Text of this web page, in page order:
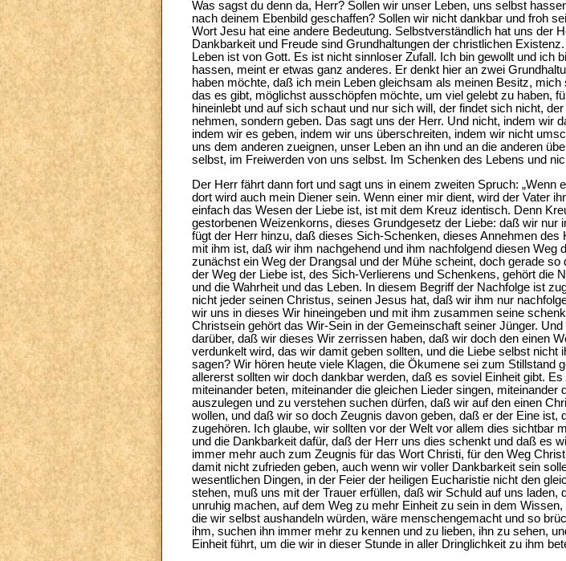
Was sagst du denn da, Herr? Sollen wir unser Leben, uns selbst
nach deinem Ebenbild geschaffen? Sollen wir nicht dankbar und froh
Wort Jesu hat eine andere Bedeutung. Selbstverständlich hat uns der
Dankbarkeit und Freude sind Grundhaltungen der christlichen
Leben ist von Gott. Es ist nicht sinnloser Zufall. Ich bin gewollt und ich
hassen, meint er etwas ganz anderes. Er denkt hier an zwei
haben möchte, daß ich mein Leben gleichsam als meinen Besitz,
das es gibt, möglichst ausschöpfen möchte, um viel gelebt zu haben,
hineinlebt und auf sich schaut und nur sich will, der findet sich nicht,
nehmen, sondern geben. Das sagt uns der Herr. Und nicht, indem wir
indem wir es geben, indem wir uns überschreiten, indem wir nicht
uns dem anderen zueignen, unser Leben an ihn und an die anderen
selbst, im Freiwerden von uns selbst. Im Schenken des Lebens und
Der Herr fährt dann fort und sagt uns in einem zweiten Spruch: „Wenn
dort wird auch mein Diener sein. Wenn einer mir dient, wird der Vater
einfach das Wesen der Liebe ist, ist mit dem Kreuz identisch. Denn
gestorbenen Weizenkorns, dieses Grundgesetz der Liebe: daß wir
fügt der Herr hinzu, daß dieses Sich-Schenken, dieses Annehmen
mit ihm ist, daß wir ihm nachgehend und ihm nachfolgend diesen Weg
zunächst ein Weg der Drangsal und der Mühe scheint, doch gerade
der Weg der Liebe ist, des Sich-Verlierens und Schenkens, gehört die
und die Wahrheit und das Leben. In diesem Begriff der Nachfolge ist
nicht jeder seinen Christus, seinen Jesus hat, daß wir ihm nur
wir uns in dieses Wir hineingeben und mit ihm zusammen seine
Christsein gehört das Wir-Sein in der Gemeinschaft seiner Jünger.
darüber, daß wir dieses Wir zerrissen haben, daß wir doch den einen
verdunkelt wird, das wir damit geben sollten, und die Liebe selbst
sagen? Wir hören heute viele Klagen, die Ökumene sei zum Stillstand
allererst sollten wir doch dankbar werden, daß es soviel Einheit gibt.
miteinander beten, miteinander die gleichen Lieder singen,
auszulegen und zu verstehen suchen dürfen, daß wir auf den einen
wollen, und daß wir so doch Zeugnis davon geben, daß er der Eine ist,
zugehören. Ich glaube, wir sollten vor der Welt vor allem dies sichtbar
und die Dankbarkeit dafür, daß der Herr uns dies schenkt und daß es
immer mehr auch zum Zeugnis für das Wort Christi, für den Weg
damit nicht zufrieden geben, auch wenn wir voller Dankbarkeit sein
wesentlichen Dingen, in der Feier der heiligen Eucharistie nicht den
stehen, muß uns mit der Trauer erfüllen, daß wir Schuld auf uns
unruhig machen, auf dem Weg zu mehr Einheit zu sein in dem
die wir selbst aushandeln würden, wäre menschengemacht und so
ihm, suchen ihn immer mehr zu kennen und zu lieben, ihn zu sehen,
Einheit führt, um die wir in dieser Stunde in aller Dringlichkeit zu ihm